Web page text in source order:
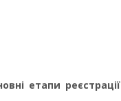
етапи реєстрації